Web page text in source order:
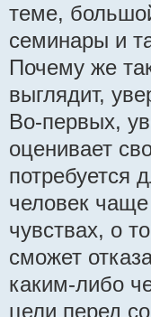
теме,
семинары и
Почему же
выглядит,
Во-первых,
оценивает
потребуется
человек чаще
чувствах, о
сможет
каким-либо
цели перед